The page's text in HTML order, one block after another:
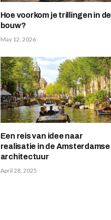
Hoe voorkom je trillingen in de
bouw?
May 12, 2026
Een reis van idee naar
realisatie in de Amsterdamse
architectuur
April 28, 2025